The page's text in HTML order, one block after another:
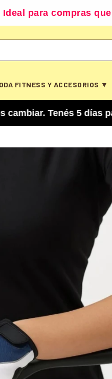
Ideal para compras
FITNESS Y ACCESORIOS ▼
5 días para